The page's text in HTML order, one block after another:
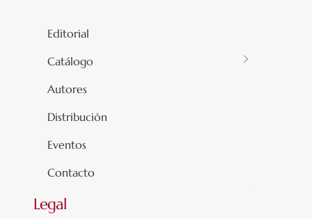
Editorial
Catálogo
Autores
Distribución
Eventos
Contacto
Legal